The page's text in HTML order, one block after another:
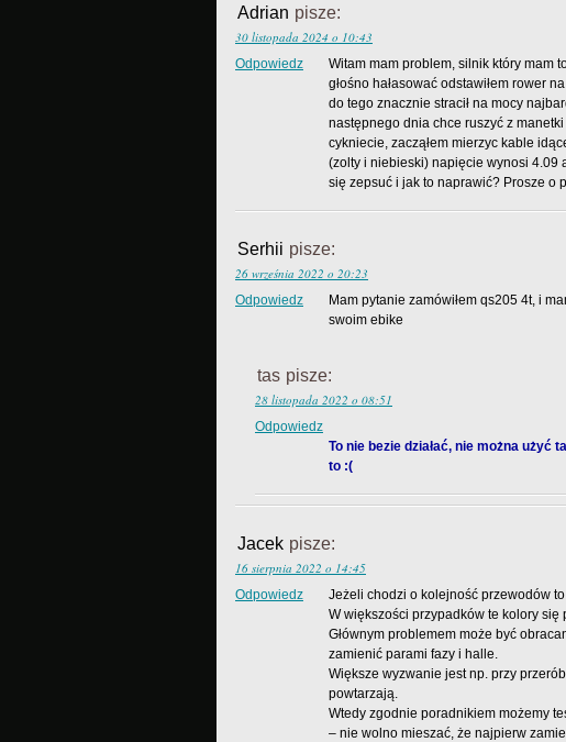
Adrian pisze:
30 listopada 2024 o 10:43
Witam mam problem, silnik który mam
głośno hałasować odstawiłem rower
do tego znacznie stracił na mocy
następnego dnia chce ruszyć z
cykniecie, zacząłem mierzyc kable
(zolty i niebieski) napięcie wynosi 4.09
się zepsuć i jak to naprawić? Prosze o
Odpowiedz
Serhii pisze:
26 września 2022 o 20:23
Mam pytanie zamówiłem qs205 4t, i
swoim ebike
Odpowiedz
tas pisze:
28 listopada 2022 o 08:51
To nie bezie działać, nie można użyć
to :(
Odpowiedz
Jacek pisze:
16 sierpnia 2022 o 14:45
Jeżeli chodzi o kolejność przewodów
W większości przypadków te kolory
Głównym problemem może być
zamienić parami fazy i halle.
Większe wyzwanie jest np. przy
powtarzają.
Wtedy zgodnie poradnikiem możemy
– nie wolno mieszać, że najpierw
Odpowiedz